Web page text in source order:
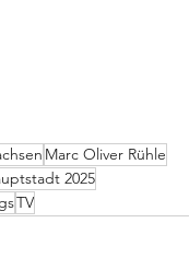
Marc Oliver Rühle
2025
TV